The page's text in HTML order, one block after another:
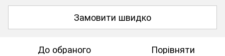
Замовити швидко
До обраного Порівняти